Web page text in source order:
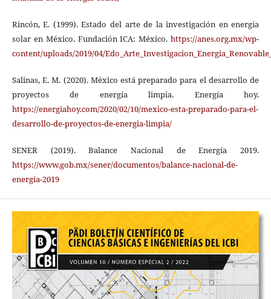
Rincón, E. (1999). Estado del arte de la investigación en energía
solar en México. Fundación ICA: México.https://anes.org.mx/wp-
content/uploads/2019/04/
Salinas, E. M. (2020). México está preparado para el desarrollo de
proyectos de energía limpia. Energía hoy.
https://energiahoy.com/2020/02/10/mexico-esta-preparado-para-el-
desarrollo-de-proyectos-de-energia-limpia/
SENER (2019). Balance Nacional de Energía 2019.
https://www.gob.mx/sener/documentos/balance-nacional-de-
energia-2019